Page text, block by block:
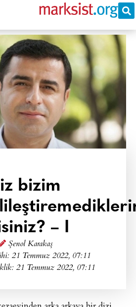
bizim
– I
Şenol Karakaş
21 Temmuz 2022, 07:11
21 Temmuz 2022, 07:11